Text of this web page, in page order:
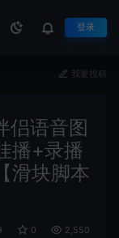
登录
我要投稿
侣语音图
播+录播
滑块脚本
0 2,550